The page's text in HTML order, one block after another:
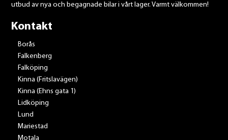
utbud av nya och begagnade bilar i vårt lager. Varmt välkommen!
Kontakt
Borås
Falkenberg
Falköping
Kinna (Fritslavägen)
Kinna (Ehns gata 1)
Lidköping
Lund
Mariestad
Motala